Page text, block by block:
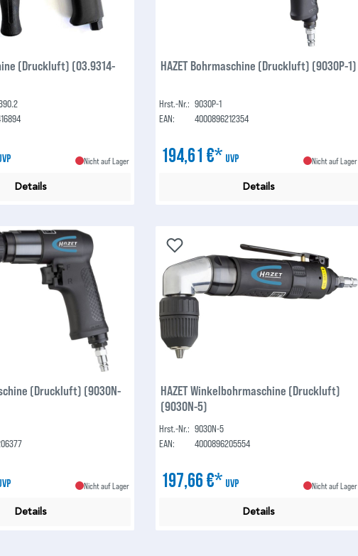
(Druckluft) (03.9314-
Nicht auf Lager
Details
HAZET Bohrmaschine (Druckluft) (9030P-1)
Hrst.-Nr.: 9030P-1
EAN:
4000896212354
194,61 €* UVP Nicht auf Lager
Details
(Druckluft) (9030N-
Nicht auf Lager
Details
HAZET Winkelbohrmaschine (Druckluft)
(9030N-5)
Hrst.-Nr.: 9030N-5
EAN:
4000896205554
197,66 €* UVP Nicht auf Lager
Details